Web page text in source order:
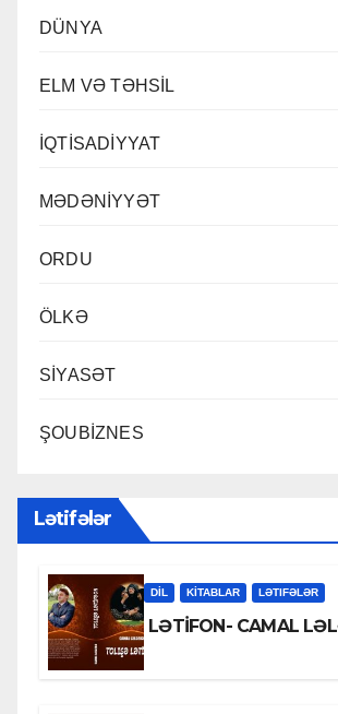
DÜNYA
ELM VƏ TƏHSİL
İQTİSADİYYAT
MƏDƏNİYYƏT
ORDU
ÖLKƏ
SİYASƏT
ŞOUBİZNES
Lətifələr
DİL KİTABLAR LƏTIFƏLƏR
LƏTİFON- CAMAL